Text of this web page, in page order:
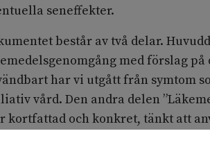
seneffekter.
består av två delar.
med förslag
har vi utgått från symtom
vård. Den andra delen
kortfattad och konkret, tänkt att